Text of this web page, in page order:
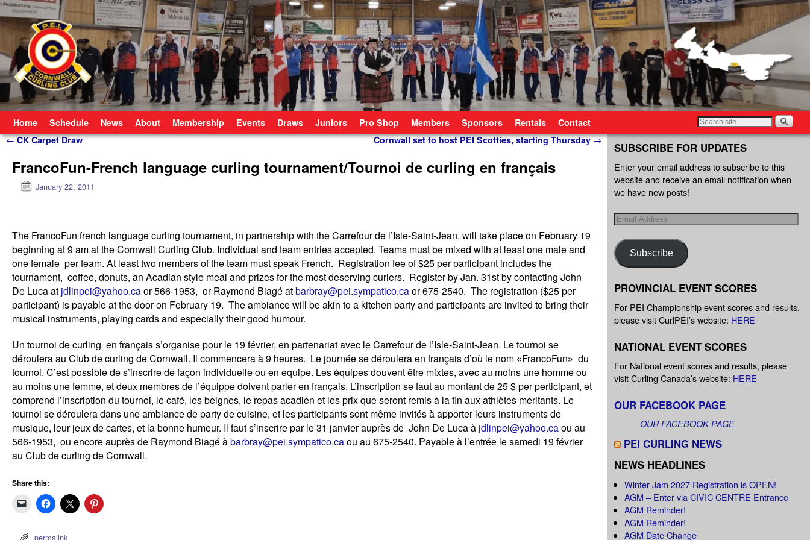
Home Schedule News About Membership Events Draws Juniors Pro Shop Members Sponsors Rentals Contact
Post navigation
←CK Carpet Draw Cornwall set to host PEI Scotties, starting Thursday→
FrancoFun-French language curling tournament/Tournoi de curling en français
January 22, 2011
The FrancoFun french language curling tournament, in partnership with the Carrefour de l’Isle-Saint-Jean, will take place on February 19
beginning at 9 am at the Cornwall Curling Club. Individual and team entries accepted. Teams must be mixed with at least one male and
one female per team. At least two members of the team must speak French. Registration fee of $25 per participant includes the
tournament, coffee, donuts, an Acadian style meal and prizes for the most deserving curlers. Register by Jan. 31st by contacting John
De Luca at jdlinpei@yahoo.caor 566-1953, or Raymond Biagé atbarbray@pei.sympatico.caor 675-2540. The registration ($25 per
participant) is payable at the door on February 19. The ambiance will be akin to a kitchen party and participants are invited to bring their
musical instruments, playing cards and especially their good humour.
Un tournoi de curling en français s’organise pour le 19 février, en partenariat avec le Carrefour de l’Isle-Saint-Jean. Le tournoi se
déroulera au Club de curling de Cornwall. Il commencera à 9 heures. Le journée se déroulera en français d’où le nom «FrancoFun» du
tournoi. C’est possible de s’inscrire de façon individuelle ou en equipe. Les équipes douvent être mixtes, avec au moins une homme ou
au moins une femme, et deux membres de l’équippe doivent parler en français. L’inscription se faut au montant de 25 $ per perticipant, et
comprend l’inscription du tournoi, le café, les beignes, le repas acadien et les prix que seront remis à la fin aux athlètes meritants. Le
tournoi se déroulera dans une ambiance de party de cuisine, et les participants sont même invités à apporter leurs instruments de
musique, leur jeux de cartes, et la bonne humeur. Il faut s’inscrire par le 31 janvier auprès de John De Luca à jdlinpei@yahoo.caou au
566-1953, ou encore auprès de Raymond Biagé àbarbray@pei.sympatico.caou au 675-2540. Payable à l’entrée le samedi 19 février
au Club de curling de Cornwall.
Share this:
permalink
SUBSCRIBE FOR UPDATES
Enter your email address to subscribe to this
website and receive an email notification when
we have new posts!
Subscribe
PROVINCIAL EVENT SCORES
For PEI Championship event scores and results,
please visit CurlPEI’s website: HERE
NATIONAL EVENT SCORES
For National event scores and results, please
visit Curling Canada’s website: HERE
OUR FACEBOOK PAGE
OUR FACEBOOK PAGE
PEI CURLING NEWS
NEWS HEADLINES
Winter Jam 2027 Registration is OPEN!
AGM – Enter via CIVIC CENTRE Entrance
AGM Reminder!
AGM Reminder!
AGM Date Change